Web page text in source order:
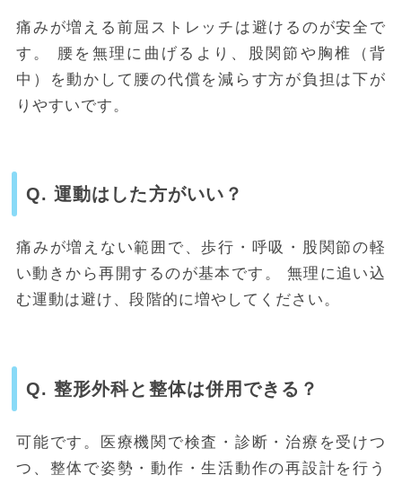
痛みが増える前屈ストレッチは避けるのが安全で
す。 腰を無理に曲げるより、股関節や胸椎（背
中）を動かして腰の代償を減らす方が負担は下が
りやすいです。
Q. 運動はした方がいい？
痛みが増えない範囲で、歩行・呼吸・股関節の軽
い動きから再開するのが基本です。 無理に追い込
む運動は避け、段階的に増やしてください。
Q. 整形外科と整体は併用できる？
可能です。医療機関で検査・診断・治療を受けつ
つ、整体で姿勢・動作・生活動作の再設計を行う